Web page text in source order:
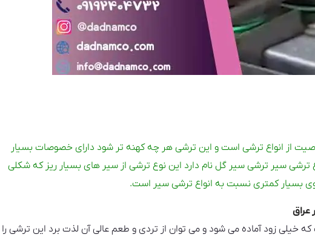
از انواع ترشی است و این ترشی هر چه کهنه تر شود دارای خصوصات بسیار
ترشی سیر ترشی سیر گل نام دارد این نوع ترشی از سیر های بسیار ریز که شکلی
بسیار کمتری نسبت به انواع ترشی سیر است.
عراق
زود آماده می شود و می توان از تردی و طعم عالی آن لذت برد این ترشی را